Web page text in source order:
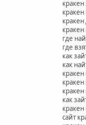
кракен
кракен
где
где
как
как
кракен
кракен
как
кракен
сайт